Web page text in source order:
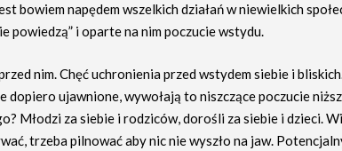
bowiem napędem wszelkich działań w niewielkich
powiedzą” i oparte na nim poczucie wstydu.
nim. Chęć uchronienia przed wstydem siebie i
dopiero ujawnione, wywołają to niszczące poczucie
Młodzi za siebie i rodziców, dorośli za siebie i dzieci.
trzeba pilnować aby nic nie wyszło na jaw.